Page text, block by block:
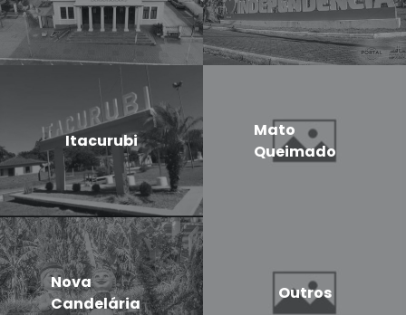
Itacurubi
Mato
Queimado
Nova
Candelária
Outros